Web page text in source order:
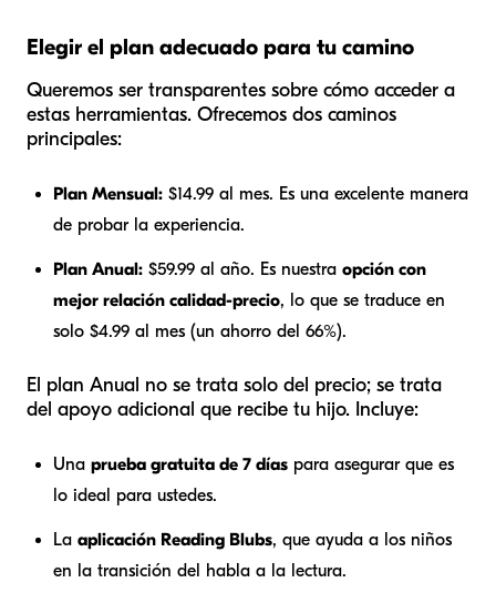
Elegir el plan adecuado para tu camino
Queremos ser transparentes sobre cómo acceder a
estas herramientas. Ofrecemos dos caminos
principales:
Plan Mensual: $14.99 al mes. Es una excelente manera
de probar la experiencia.
Plan Anual: $59.99 al año. Es nuestra opción con
mejor relación calidad-precio, lo que se traduce en
solo $4.99 al mes (un ahorro del 66%).
El plan Anual no se trata solo del precio; se trata
del apoyo adicional que recibe tu hijo. Incluye:
Una prueba gratuita de 7 días para asegurar que es
lo ideal para ustedes.
La aplicación Reading Blubs, que ayuda a los niños
en la transición del habla a la lectura.